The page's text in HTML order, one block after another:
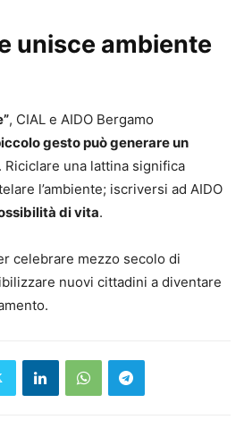
unisce ambiente
, CIAL e AIDO Bergamo
gesto può generare un
. Riciclare una lattina significa
l’ambiente; iscriversi ad AIDO
di vita.
celebrare mezzo secolo di
nuovi cittadini a diventare